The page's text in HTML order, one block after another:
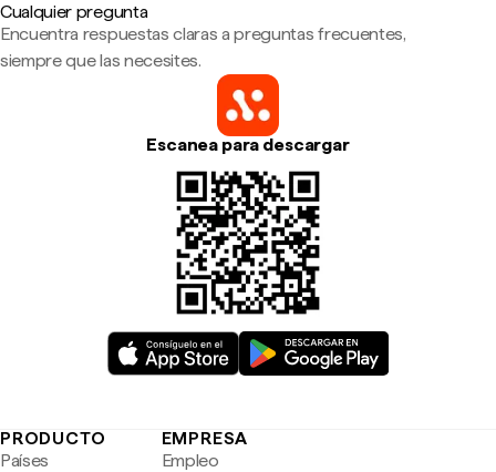
Cualquier pregunta
Encuentra respuestas claras a preguntas frecuentes,
siempre que las necesites.
Escanea para descargar
PRODUCTO
Países
EMPRESA
Empleo